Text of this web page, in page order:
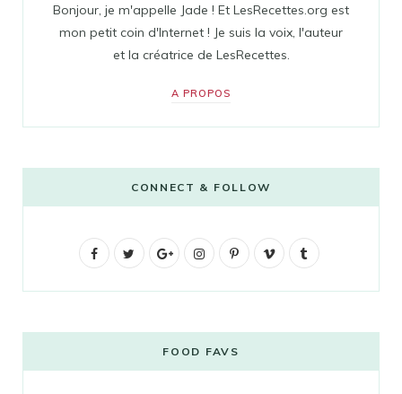
Bonjour, je m'appelle Jade ! Et LesRecettes.org est
mon petit coin d'Internet ! Je suis la voix, l'auteur
et la créatrice de LesRecettes.
A PROPOS
CONNECT & FOLLOW
F
b
t
G
g
l
I
t
a
P
e
V
o
l
FOOD FAVS